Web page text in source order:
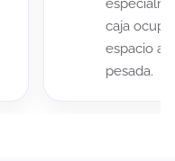
caja
espacio
pesada.